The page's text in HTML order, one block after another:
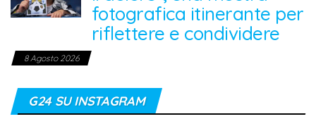
fotografica itinerante per
riflettere e condividere
8 Agosto 2026
G24 SU INSTAGRAM